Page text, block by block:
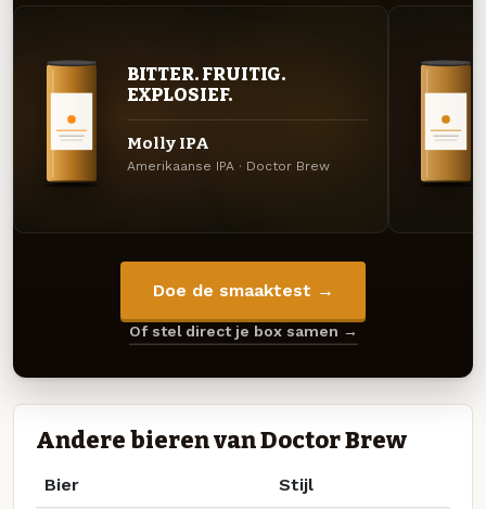
BITTER. FRUITIG.
EXPLOSIEF.
Molly IPA
Amerikaanse IPA · Doctor Brew
Doe de smaaktest →
Of stel direct je box samen →
Andere bieren van Doctor Brew
Bier Stijl